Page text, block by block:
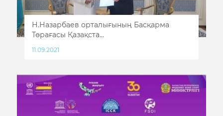
Н.Назарбаев орталығының Басқарма
Төрағасы Қазақста...
11.09.2021